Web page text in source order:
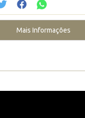
Mais Informações